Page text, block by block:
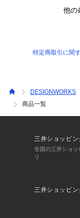
他の
特定商取引に関
DESIGNWORKS
商品一覧
三井ショッピン
全国の三井ショ
リ
三井ショッピン